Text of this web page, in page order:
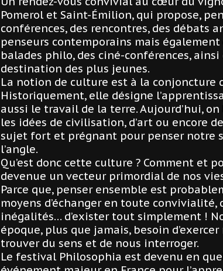
Pomerol et Saint-Émilion, qui propose,
conférences, des rencontres, des débats
penseurs contemporains mais également
balades philo, des ciné-conférences,
destination des plus jeunes.
La notion de culture est à la conjoncture
Historiquement, elle désigne
aussi le travail de la terre. Aujourd’hui,
les idées de civilisation, d’art ou encore
sujet fort et prégnant pour penser notre
l’angle.
Qu’est donc cette culture ? Comment et
devenue un vecteur primordial de nos
Parce que, penser ensemble est
moyens d’échanger en toute
inégalités… d’exister tout simplement !
époque, plus que jamais, besoin
trouver du sens et de nous interroger.
Le festival Philosophia est devenu en